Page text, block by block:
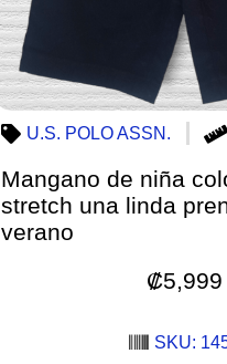
U.S. POLO ASSN.
Mangano de niña
stretch una linda
verano
₡5,999
SKU: